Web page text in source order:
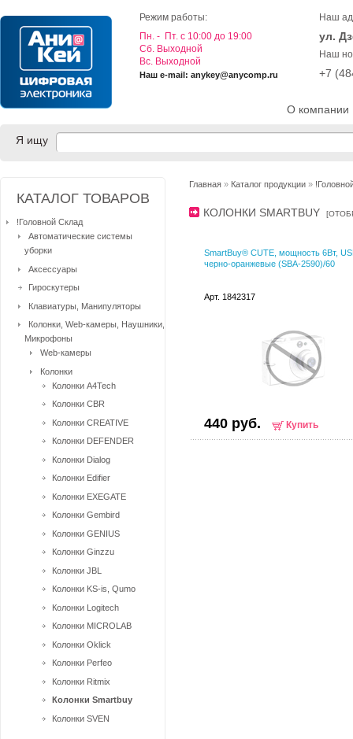
О компании
Режим работы:
Пн. - Пт. с 10:00 до 19:00
Cб. Выходной
Вс. Выходной
Наш e-mail: anykey@anycomp.ru
Наш
ул.
Наш
+7
Я ищу
Главная » Каталог продукции »
КОЛОНКИ SMARTBUY [
SmartBuy® CUTE, мощность 6Вт,
черно-оранжевые (SBA-2590)/60
Арт. 1842317
440 руб. Купить
КАТАЛОГ ТОВАРОВ
!Головной Склад
Автоматические системы
уборки
Аксессуары
Гироскутеры
Клавиатуры, Манипуляторы
Колонки, Web-камеры, Наушники,
Микрофоны
Web-камеры
Колонки
Колонки A4Tech
Колонки CBR
Колонки CREATIVE
Колонки DEFENDER
Колонки Dialog
Колонки Edifier
Колонки EXEGATE
Колонки Gembird
Колонки GENIUS
Колонки Ginzzu
Колонки JBL
Колонки KS-is, Qumo
Колонки Logitech
Колонки MICROLAB
Колонки Oklick
Колонки Perfeo
Колонки Ritmix
Колонки Smartbuy
Колонки SVEN